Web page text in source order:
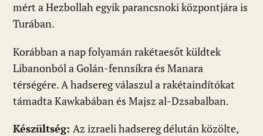
mért a Hezbollah egyik parancsnoki központjára is
Turában.
Korábban a nap folyamán rakétaesőt küldtek
Libanonból a Golán-fennsíkra és Manara
térségére. A hadsereg válaszul a rakétaindítókat
támadta Kawkabában és Majsz al-Dzsabalban.
Készültség: Az izraeli hadsereg délután közölte,